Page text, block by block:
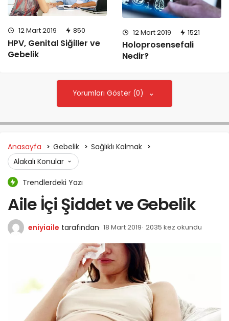
12 Mart 2019 850
HPV, Genital Siğiller ve
Gebelik
12 Mart 2019 1521
Holoprosensefali
Nedir?
Yorumları Göster (0)
Anasayfa Gebelik
Sağlıklı Kalmak
Alakalı Konular
Trendlerdeki Yazı
Aile İçi Şiddet ve Gebelik
eniyiaile tarafından 18 Mart 2019 2035 kez okundu